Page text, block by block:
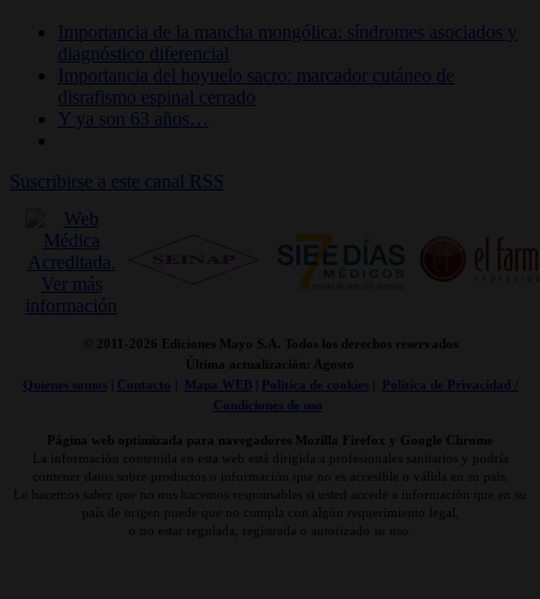
Importancia de la mancha mongólica: síndromes asociados y
diagnóstico diferencial
Importancia del hoyuelo sacro: marcador cutáneo de
disrafismo espinal cerrado
Y ya son 63 años…
Suscribirse a este canal RSS
© 2011- 2026 Ediciones Mayo S.A. Todos los derechos reservados
Última actualización: Agosto
Quienes somos| Contacto Mapa WEB| Politica de cookies|
Politica de Privacidad /
Condiciones de uso
Página web optimizada para navegadores Mozilla Firefox y Google Chrome
La información contenida en esta web está dirigida a profesionales sanitarios y podría
contener datos sobre productos o información que no es accesible o válida en su país.
Le hacemos saber que no nos hacemos responsables si usted accede a información que en su
país de origen puede que no cumpla con algún requerimiento legal,
o no estar regulada, registrada o autorizado su uso.